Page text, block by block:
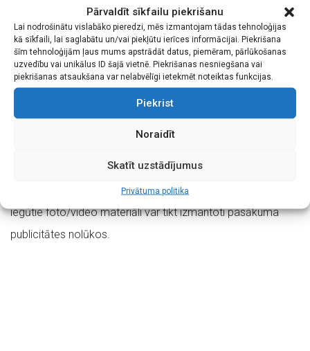
Pārvaldīt sīkfailu piekrišanu
Lai nodrošinātu vislabāko pieredzi, mēs izmantojam tādas tehnoloģijas
kā sīkfaili, lai saglabātu un/vai piekļūtu ierīces informācijai. Piekrišana
šīm tehnoloģijām ļaus mums apstrādāt datus, piemēram, pārlūkošanas
uzvedību vai unikālus ID šajā vietnē. Piekrišanas nesniegšana vai
piekrišanas atsaukšana var nelabvēlīgi ietekmēt noteiktas funkcijas.
Piekrist
Noraidīt
Skatīt uzstādījumus
Privātuma politika
Folkloras kopa savu jubileju svinēs kopā ar bērnu deju
kolektīvu “Krustiņi” un citām folkloras kopām no Liepājas,
izceļot dažādu paaudžu saikni caur tautas dziesmām,
dejām un rotaļām.
Ieeja pasākumā ar personalizētām bezmaksas biļetēm.
fotografēšana/filmēšana. Apmeklējot pasākuma norises
vietu, apmeklētājs piekrīt, ka var tikt fotografēts/filmēts un
iegūtie foto/video materiāli var tikt izmantoti pasākuma
publicitātes nolūkos.